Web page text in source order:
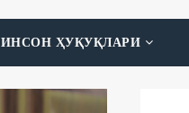
ИНСОН ҲУҚУҚЛАРИ